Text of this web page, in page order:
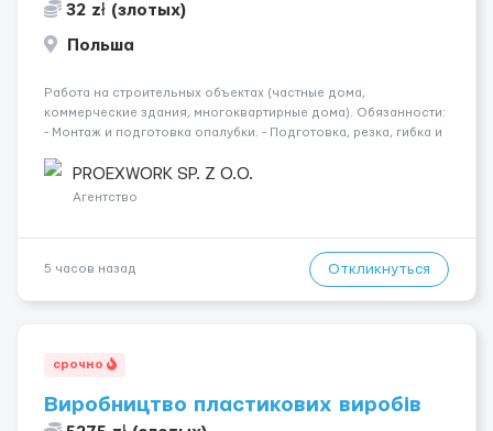
32 zł (злотых)
Польша
Работа на строительных объектах (частные дома,
коммерческие здания, многоквартирные дома). Обязанности:
- Монтаж и подготовка опалубки. - Подготовка, резка, гибка и
Связка арматурных стержней. - Заливка бетона. - Демонтаж
опалубки после за...
PROEXWORK SP. Z O.O.
Агентство
5 часов назад Откликнуться
срочно
Виробництво пластикових виробів